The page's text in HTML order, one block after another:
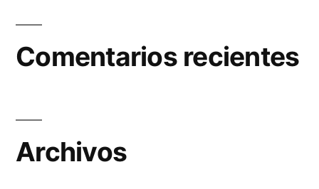
Comentarios recientes
Archivos